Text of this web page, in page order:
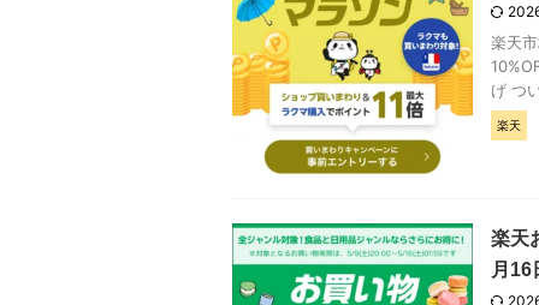
楽天
げ つ
楽天
楽天
月16